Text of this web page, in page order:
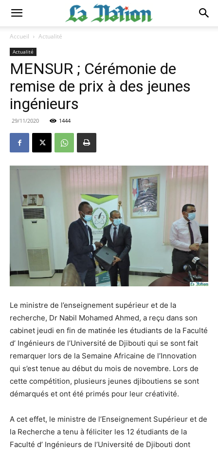
Accueil Actualité
Actualité
MENSUR ; Cérémonie de
remise de prix à des jeunes
ingénieurs
29/11/2020 1444
Le ministre de l’enseignement supérieur et de la
recherche, Dr Nabil Mohamed Ahmed, a reçu dans son
cabinet jeudi en fin de matinée les étudiants de la Faculté
d’ Ingénieurs de l’Université de Djibouti qui se sont fait
remarquer lors de la Semaine Africaine de l’Innovation
qui s’est tenue au début du mois de novembre. Lors de
cette compétition, plusieurs jeunes djiboutiens se sont
démarqués et ont été primés pour leur créativité.
A cet effet, le ministre de l’Enseignement Supérieur et de
la Recherche a tenu à féliciter les 12 étudiants de la
Faculté d’ Ingénieurs de l’Université de Djibouti dont